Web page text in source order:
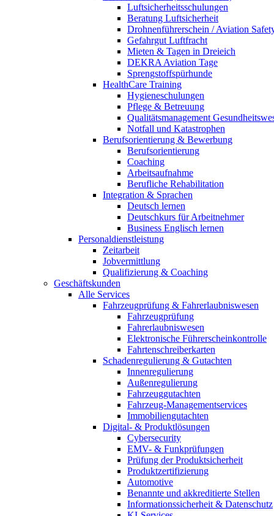
Luftsicherheitsschulungen
Beratung Luftsicherheit
Drohnenführerschein / Aviation
Gefahrgut Luftfracht
Mieten & Tagen in Dreieich
DEKRA Aviation Tage
Sprengstoffspürhunde
HealthCare Training
Hygieneschulungen
Pflege & Betreuung
Qualitätsmanagement
Notfall und Katastrophen
Berufsorientierung & Bewerbung
Berufsorientierung
Coaching
Arbeitsaufnahme
Berufliche Rehabilitation
Integration & Sprachen
Deutsch lernen
Deutschkurs für Arbeitnehmer
Business Englisch lernen
Personaldienstleistung
Zeitarbeit
Jobvermittlung
Qualifizierung & Coaching
Geschäftskunden
Alle Services
Fahrzeugprüfung & Fahrerlaubniswesen
Fahrzeugprüfung
Fahrerlaubniswesen
Elektronische Führerscheinkontrolle
Fahrtenschreiberkarten
Schadenregulierung & Gutachten
Innenregulierung
Außenregulierung
Fahrzeuggutachten
Fahrzeug-Managementservices
Immobiliengutachten
Digital- & Produktlösungen
Cybersecurity
EMV- & Funkprüfungen
Prüfung der Produktsicherheit
Produktzertifizierung
Automotive
Benannte und akkreditierte Stellen
Informationssicherheit & Datenschutz